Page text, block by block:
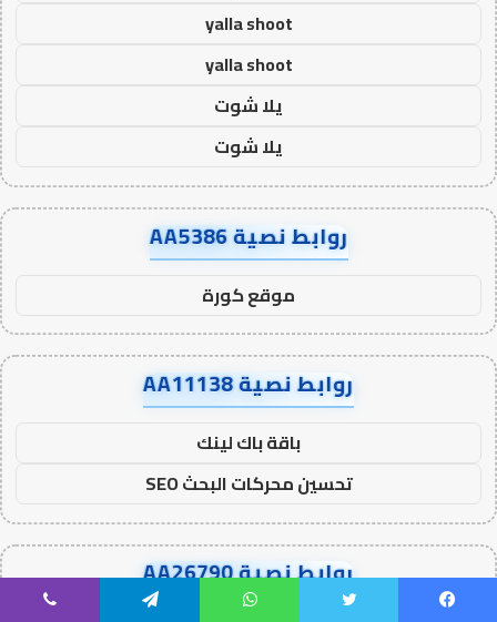
yalla shoot
yalla shoot
يلا شوت
يلا شوت
روابط نصية AA5386
موقع كورة
روابط نصية AA11138
باقة باك لينك
تحسين محركات البحث SEO
روابط نصية AA26790